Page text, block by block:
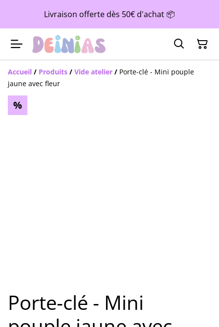
Livraison offerte dès 50€ d'achat 📦
Accueil / Produits / Vide atelier / Porte-clé - Mini pouple
jaune avec fleur
%
Porte-clé - Mini